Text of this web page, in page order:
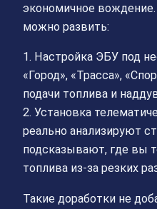
экономичное
можно развить:
1. Настройка ЭБУ под
«Город», «Трасса»,
подачи топлива и
2. Установка
реально анализируют
подсказывают, где вы
топлива из-за резких
Такие доработки не